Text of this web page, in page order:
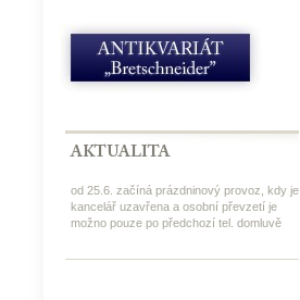
od 25.6. začíná prázdninový provoz, kdy je
kancelář uzavřena a osobní převzetí je
možno pouze po předchozí tel. domluvě